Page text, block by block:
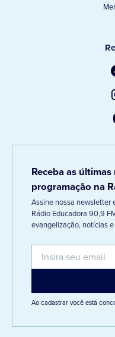
Receba as
programação na
Assine nossa newsletter
Rádio Educadora 90,9
evangelização, notícias
Ao cadastrar você está